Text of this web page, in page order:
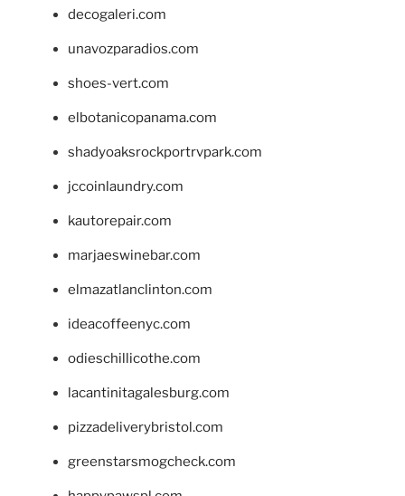
decogaleri.com
unavozparadios.com
shoes-vert.com
elbotanicopanama.com
shadyoaksrockportrvpark.com
jccoinlaundry.com
kautorepair.com
marjaeswinebar.com
elmazatlanclinton.com
ideacoffeenyc.com
odieschillicothe.com
lacantinitagalesburg.com
pizzadeliverybristol.com
greenstarsmogcheck.com